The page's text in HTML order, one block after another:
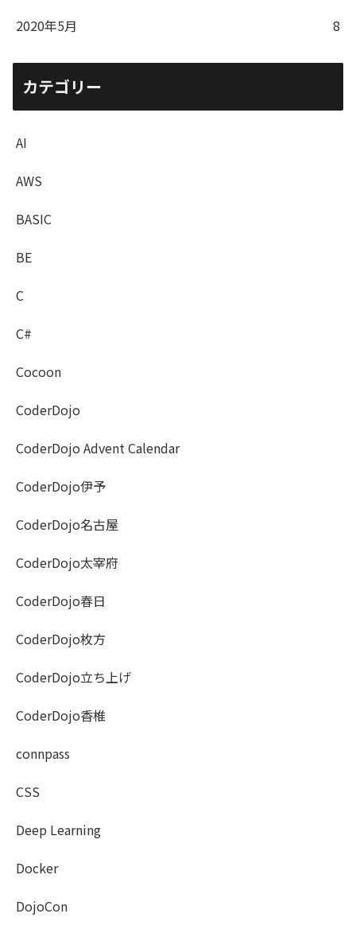
2020年5月 8
カテゴリー
AI
AWS
BASIC
BE
C
C#
Cocoon
CoderDojo
CoderDojo Advent Calendar
CoderDojo伊予
CoderDojo名古屋
CoderDojo太宰府
CoderDojo春日
CoderDojo枚方
CoderDojo立ち上げ
CoderDojo香椎
connpass
CSS
Deep Learning
Docker
DojoCon